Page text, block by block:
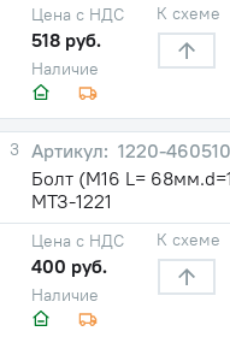
Наличие
Цена с НДС
518 руб.
К схеме
3
1220-
Болт (М16 L=
МТЗ-1221
Наличие
Цена с НДС
400 руб.
К схеме